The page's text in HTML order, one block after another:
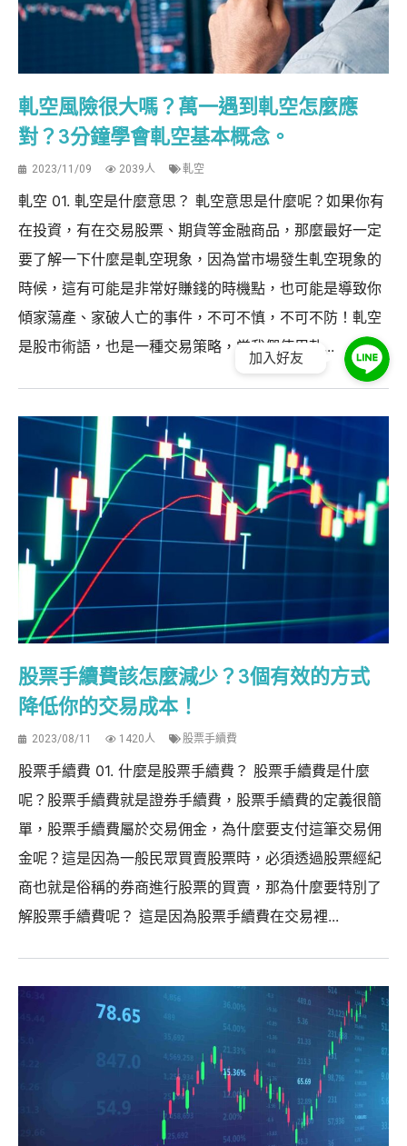
軋空風險很大嗎？萬一遇到軋空怎麼應
對？3分鐘學會軋空基本概念。
2023/11/09 2039人 軋空
軋空 01. 軋空是什麼意思？ 軋空意思是什麼呢？如果你有
在投資，有在交易股票、期貨等金融商品，那麼最好一定
要了解一下什麼是軋空現象，因為當市場發生軋空現象的
時候，這有可能是非常好賺錢的時機點，也可能是導致你
傾家蕩產、家破人亡的事件，不可不慎，不可不防！軋空
是股市術語，也是一種交易策略，當我們使用軋...
股票手續費該怎麼減少？3個有效的方式
降低你的交易成本！
2023/08/11 1420人 股票手續費
股票手續費 01. 什麼是股票手續費？ 股票手續費是什麼
呢？股票手續費就是證券手續費，股票手續費的定義很簡
單，股票手續費屬於交易佣金，為什麼要支付這筆交易佣
金呢？這是因為一般民眾買賣股票時，必須透過股票經紀
商也就是俗稱的券商進行股票的買賣，那為什麼要特別了
解股票手續費呢？ 這是因為股票手續費在交易裡...
加入好友